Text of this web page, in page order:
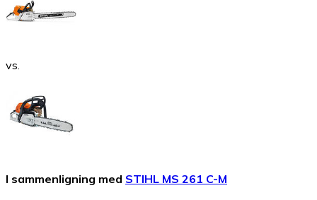
vs.
I sammenligning med STIHL MS 261 C-M